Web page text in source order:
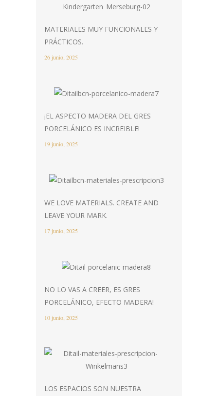
MATERIALES MUY FUNCIONALES Y
PRÁCTICOS.
26 junio, 2025
¡EL ASPECTO MADERA DEL GRES
PORCELÁNICO ES INCREIBLE!
19 junio, 2025
WE LOVE MATERIALS. CREATE AND
LEAVE YOUR MARK.
17 junio, 2025
NO LO VAS A CREER, ES GRES
PORCELÁNICO, EFECTO MADERA!
10 junio, 2025
LOS ESPACIOS SON NUESTRA